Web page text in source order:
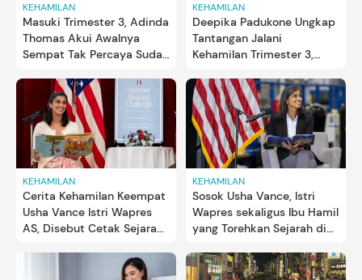
KEHAMILAN
Masuki Trimester 3, Adinda
Thomas Akui Awalnya
Sempat Tak Percaya Sudah
KEHAMILAN
Deepika Padukone Ungkap
Tantangan Jalani
Kehamilan Trimester 3,
KEHAMILAN
Cerita Kehamilan Keempat
Usha Vance Istri Wapres
AS, Disebut Cetak Sejarah
KEHAMILAN
Sosok Usha Vance, Istri
Wapres sekaligus Ibu Hamil
yang Torehkan Sejarah di